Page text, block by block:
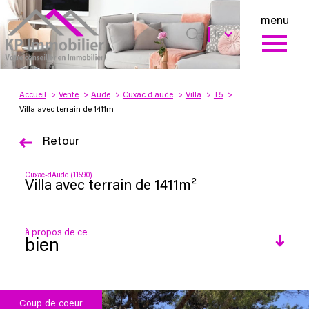
menu
Langue
fr
Accueil
0
Langue
Accueil Vente Aude Cuxac d aude Villa
T5
Villa avec terrain de 1411m
Retour
Cuxac-d'Aude (11590)
Villa avec terrain de 1411m²
à propos de ce
bien
Coup de coeur